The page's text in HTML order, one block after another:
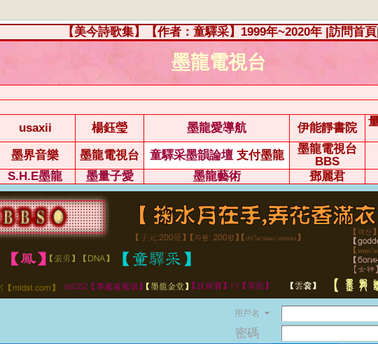
【美今詩歌集】【作者：童驛采】1999年~2020年 |訪問首
墨龍電視台
usaxii 楊鈺瑩 墨龍愛導航 伊能靜書院
墨界音樂 墨龍電視台 童驛采墨韻論壇 支付墨龍
墨龍電視台
BBS
S.H.E墨龍 墨量子愛 墨龍藝術 鄧麗君
用戶名
密碼